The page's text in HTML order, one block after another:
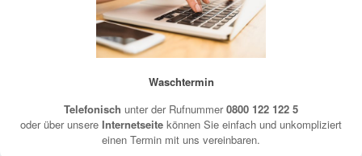
Waschtermin
Telefonisch unter der Rufnummer0800 122 122 5
oder über unsere Internetseite können Sie einfach und unkompliziert
einen Termin mit uns vereinbaren.